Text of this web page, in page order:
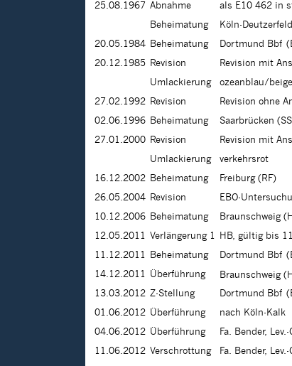
25.08.1967 Abnahme
als E10 462 in
Beheimatung
Köln-
20.05.1984 Beheimatung
Dortmund Bbf
20.12.1985 Revision
Revision mit
Umlackierung
ozeanblau/beige
27.02.1992 Revision
Revision ohne
02.06.1996 Beheimatung
Saarbrücken
27.01.2000 Revision
Revision mit
Umlackierung
verkehrsrot
16.12.2002 Beheimatung
Freiburg (RF)
26.05.2004 Revision
EBO-
10.12.2006 Beheimatung
Braunschweig
12.05.2011 Verlängerung 1
HB, gültig bis
11.12.2011
Beheimatung
Dortmund Bbf
14.12.2011 Überführung
Braunschweig
13.03.2012 Z-Stellung
Dortmund Bbf
01.06.2012 Überführung
nach Köln-Kalk
04.06.2012 Überführung
Fa. Bender,
11.06.2012 Verschrottung Fa. Bender,